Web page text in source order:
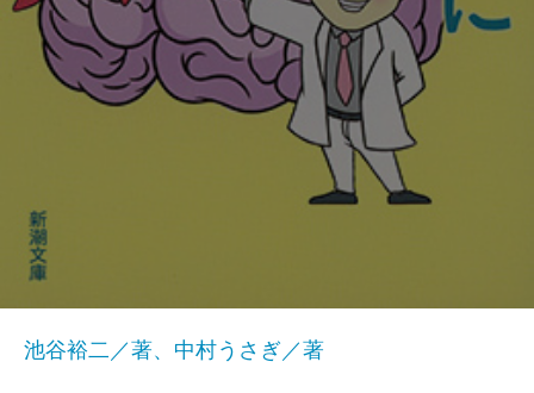
池谷裕二／著、中村うさぎ／著